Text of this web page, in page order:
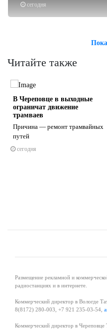
сегодня
Читайте также
В Череповце в выходные
ограничат движение
трамваев
Причина — ремонт трамвайных
путей
сегодня
Размещение рекламной и
радиостанциях и в интернете.
Коммерческий директор в Вологде
8(8172) 280-003, +7 921 235-03-54,
Коммерческий директор в Череповце